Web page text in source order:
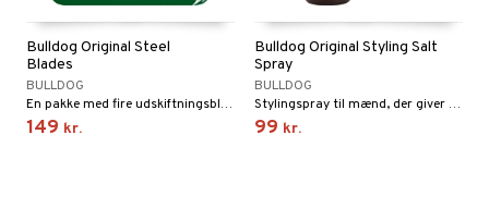
Bulldog Original Steel
Blades
BULLDOG
En pakke med fire udskiftningsblade til din Bulldog Original Bamboo Razor eller Original Glass Razor.
149 kr.
Bulldog Original Styling Salt
Spray
BULLDOG
Stylingspray til mænd, der giver et let greb og en naturlig struktureret finish.
99 kr.